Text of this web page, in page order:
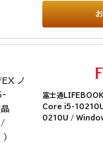
富士通
Core i5-10210U
0210U /